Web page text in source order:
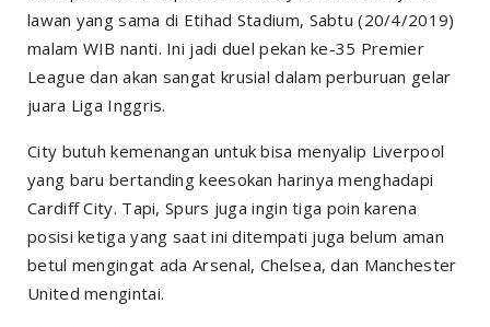
lawan yang sama di Etihad Stadium, Sabtu (20/4/2019)
malam WIB nanti. Ini jadi duel pekan ke-35 Premier
League dan akan sangat krusial dalam perburuan gelar
juara Liga Inggris.
City butuh kemenangan untuk bisa menyalip Liverpool
yang baru bertanding keesokan harinya menghadapi
Cardiff City. Tapi, Spurs juga ingin tiga poin karena
posisi ketiga yang saat ini ditempati juga belum aman
betul mengingat ada Arsenal, Chelsea, dan Manchester
United mengintai.